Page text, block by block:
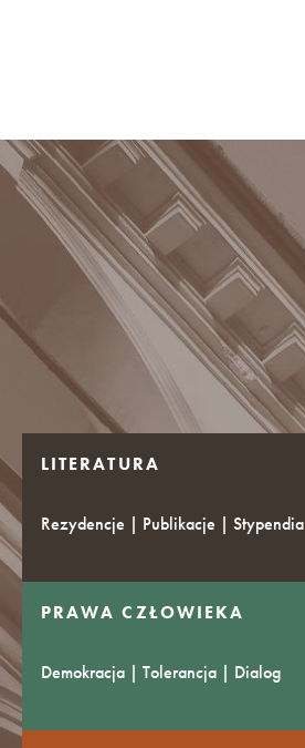
LITERATURA
Rezydencje | Publikacje | Stypendia
PRAWA CZŁOWIEKA
Demokracja | Tolerancja | Dialog